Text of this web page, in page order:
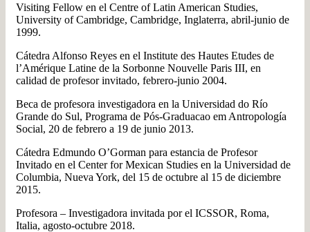
Visiting Fellow en el Centre of Latin American Studies,
University of Cambridge, Cambridge, Inglaterra, abril-junio de
1999.
Cátedra Alfonso Reyes en el Institute des Hautes Etudes de
l’Amérique Latine de la Sorbonne Nouvelle Paris III, en
calidad de profesor invitado, febrero-junio 2004.
Beca de profesora investigadora en la Universidad do Río
Grande do Sul, Programa de Pós-Graduacao em Antropología
Social, 20 de febrero a 19 de junio 2013.
Cátedra Edmundo O’Gorman para estancia de Profesor
Invitado en el Center for Mexican Studies en la Universidad de
Columbia, Nueva York, del 15 de octubre al 15 de diciembre
2015.
Profesora – Investigadora invitada por el ICSSOR, Roma,
Italia, agosto-octubre 2018.